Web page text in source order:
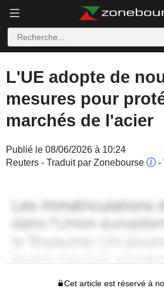
L'UE adopte de
mesures pour
marchés de l'acier
Publié le 08/06/2026 à 10:24
Reuters - Traduit par Zonebourse
-
Cet article est réservé à